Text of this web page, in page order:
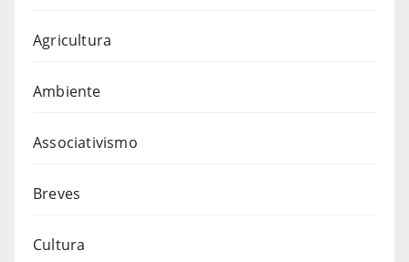
Agricultura
Ambiente
Associativismo
Breves
Cultura